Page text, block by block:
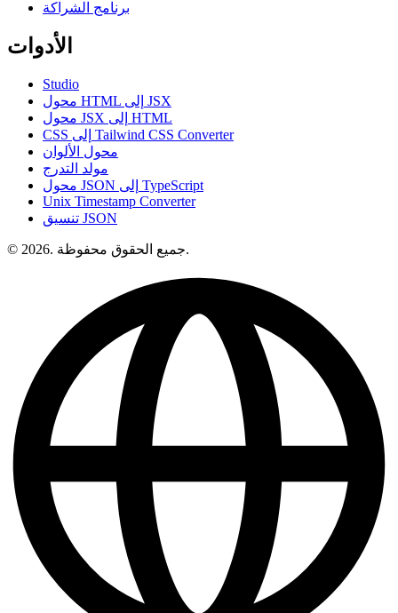
برنامج الشراكة
الأدوات
Studio
محول HTML إلى JSX
محول JSX إلى HTML
CSS إلى Tailwind CSS Converter
محول الألوان
مولد التدرج
محول JSON إلى TypeScript
Unix Timestamp Converter
تنسيق JSON
© 2026. جميع الحقوق محفوظة.